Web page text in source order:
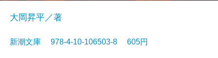
大岡昇平／著
新潮文庫 978-4-10-106503-8 605円